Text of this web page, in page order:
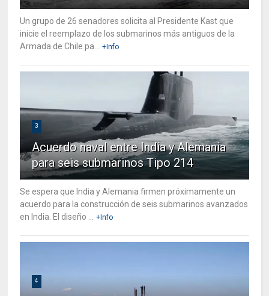
Un grupo de 26 senadores solicita al Presidente Kast que
inicie el reemplazo de los submarinos más antiguos de la
Armada de Chile pa...
+Info
3
Acuerdo naval entre India y Alemania
para seis submarinos Tipo 214
Se espera que India y Alemania firmen próximamente un
acuerdo para la construcción de seis submarinos avanzados
en India. El diseño ...
+Info
4